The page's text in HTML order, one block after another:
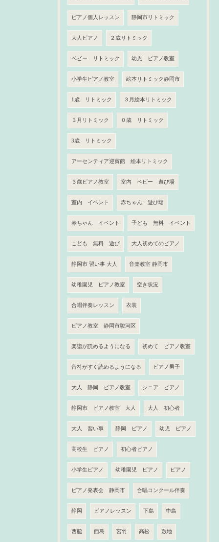
ピアノ個人レッスン 静岡市リトミック
大人ピアノ ２歳リトミック
ベビー リトミック 幼児 ピアノ教室
小学生ピアノ教室 絵本リトミック静岡市
1歳 リトミック ３月絵本リトミック
３月リトミック ０歳 リトミック
3歳 リトミック
アーセンティア迎賓館 絵本リトミック
３歳ピアノ教室 室内 ベビー 遊び場
室内 イベント 赤ちゃん 遊び場
赤ちゃん イベント 子ども 無料 イベント
こども 無料 遊び 大人初めてのピアノ
静岡市 習い事 大人 音楽教室 静岡市
幼稚園児 ピアノ教室 空き状況
合唱伴奏レッスン 衣装
ピアノ教室 静岡市駿河区
楽譜が読めるようになる 初めて ピアノ教室
音符がすぐ読めるようになる ピアノ男子
大人 静岡 ピアノ教室 シニア ピアノ
静岡市 ピアノ教室 大人 大人 初心者
大人 習い事 静岡 ピアノ 幼児 ピアノ
高校生 ピアノ 初心者ピアノ
小学生ピアノ 幼稚園児 ピアノ ピアノ
ピアノ発表会 静岡市 合唱コンクール伴奏
静岡 ピアノレッスン 下島 中島
西脇 西島 宮竹 高松 敷地